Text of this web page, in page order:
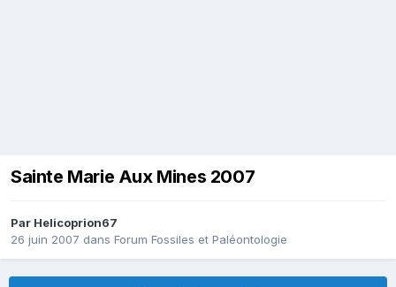
Sainte Marie Aux Mines 2007
Par Helicoprion67
26 juin 2007 dans Forum Fossiles et Paléontologie